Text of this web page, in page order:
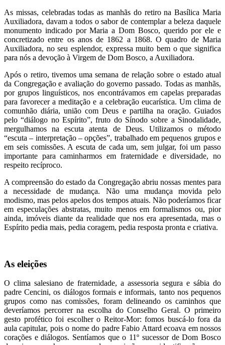
As missas, celebradas todas as manhãs do retiro na Basílica Maria
Auxiliadora, davam a todos o sabor de contemplar a beleza daquele
monumento indicado por Maria a Dom Bosco, querido por ele e
concretizado entre os anos de 1862 a 1868. O quadro de Maria
Auxiliadora, no seu esplendor, expressa muito bem o que significa
para nós a devoção à Virgem de Dom Bosco, a Auxiliadora.
Após o retiro, tivemos uma semana de relação sobre o estado atual
da Congregação e avaliação do governo passado. Todas as manhãs,
por grupos linguísticos, nos encontrávamos em capelas preparadas
para favorecer a meditação e a celebração eucarística. Um clima de
comunhão diária, união com Deus e partilha na oração. Guiados
pelo “diálogo no Espírito”, fruto do Sínodo sobre a Sinodalidade,
mergulhamos na escuta atenta de Deus. Utilizamos o método
“escuta – interpretação – opções”, trabalhado em pequenos grupos e
em seis comissões. A escuta de cada um, sem julgar, foi um passo
importante para caminharmos em fraternidade e diversidade, no
respeito recíproco.
A compreensão do estado da Congregação abriu nossas mentes para
a necessidade de mudança. Não uma mudança movida pelo
modismo, mas pelos apelos dos tempos atuais. Não poderíamos ficar
em especulações abstratas, muito menos em formalismos ou, pior
ainda, imóveis diante da realidade que nos era apresentada, mas o
Espírito pedia mais, pedia coragem, pedia resposta pronta e criativa.
As eleições
O clima salesiano de fraternidade, a assessoria segura e sábia do
padre Cencini, os diálogos formais e informais, tanto nos pequenos
grupos como nas comissões, foram delineando os caminhos que
deveríamos percorrer na escolha do Conselho Geral. O primeiro
gesto profético foi escolher o Reitor-Mor: fomos buscá-lo fora da
aula capitular, pois o nome do padre Fabio Attard ecoava em nossos
corações e diálogos. Sentíamos que o 11º sucessor de Dom Bosco